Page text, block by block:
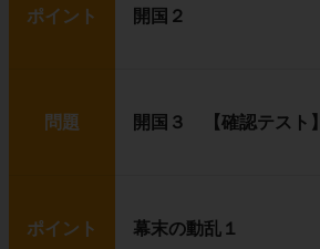
ポイント 開国２
問題 開国３ 【確認テスト】
ポイント 幕末の動乱１